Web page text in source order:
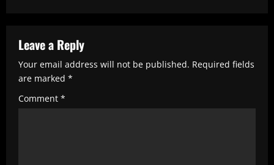
u
e
R
e
Leave a Reply
Your email address will not be published. Required fields
are marked *
Comment *